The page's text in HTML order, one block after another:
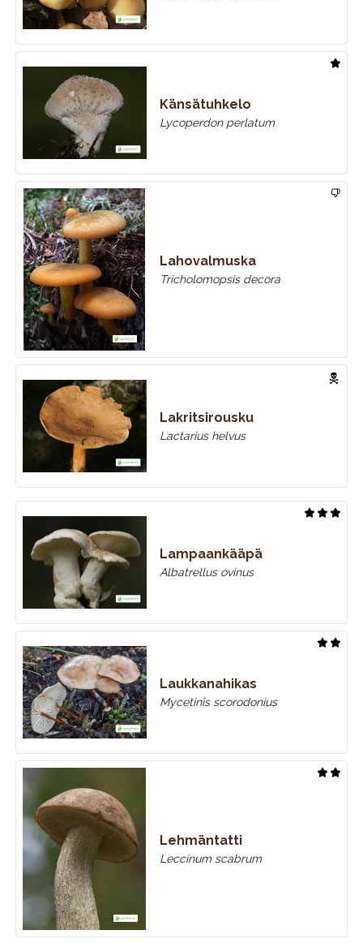
Känsätuhkelo
Lycoperdon perlatum
Lahovalmuska
Tricholomopsis decora
Lakritsirousku
Lactarius helvus
Lampaankääpä
Albatrellus ovinus
Laukkanahikas
Mycetinis scorodonius
Lehmäntatti
Leccinum scabrum